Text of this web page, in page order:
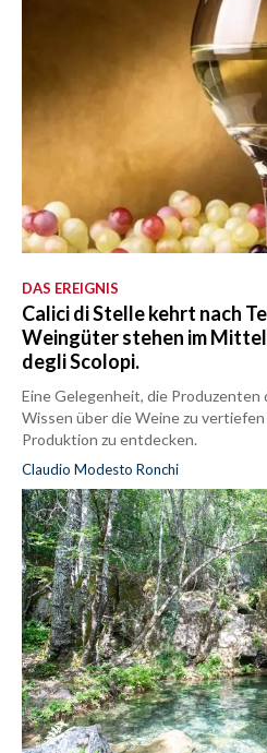
DAS EREIGNIS
Calici di Stelle kehrt nach
Weingüter stehen im
degli Scolopi.
Eine Gelegenheit, die
Wissen über die Weine zu
Produktion zu entdecken.
Claudio Modesto Ronchi